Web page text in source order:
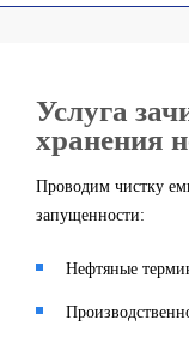
Услуга
хранения
Проводим чистку
запущенности:
Нефтяные